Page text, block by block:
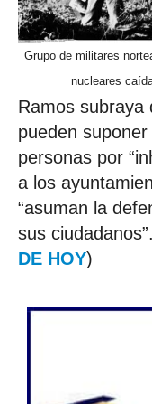
Grupo de militares
nucleares
Ramos subraya
pueden suponer
personas por
a los
“asuman la
sus
DE HOY)